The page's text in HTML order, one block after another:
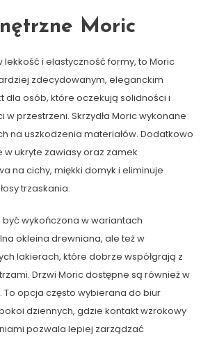
Moric
lekkość i elastyczność formy, to Moric
zdecydowanym, eleganckim
dla osób, które oczekują solidności i
przestrzeni. Skrzydła Moric wykonane
na uszkodzenia materiałów. Dodatkowo
ukryte zawiasy oraz zamek
na cichy, miękki domyk i eliminuje
trzaskania.
wykończona w wariantach
okleina drewniana, ale też w
lakierach, które dobrze współgrają z
Drzwi Moric dostępne są również w
To opcja często wybierana do biur
dziennych, gdzie kontakt wzrokowy
pozwala lepiej zarządzać